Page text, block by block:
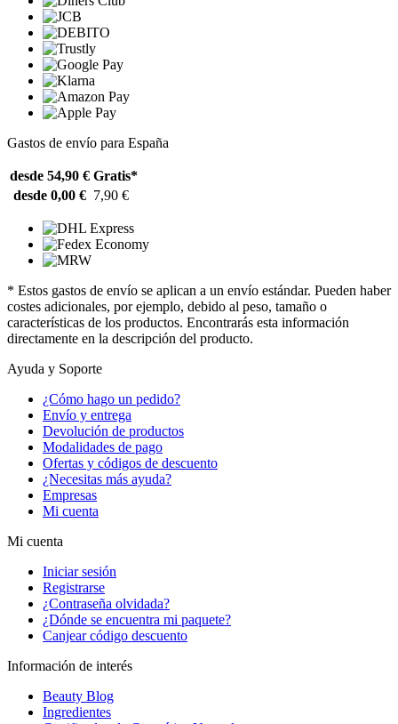
Gastos de envío para España
desde 54,90 € Gratis*
desde 0,00 € 7,90 €
* Estos gastos de envío se aplican a un envío estándar. Pueden haber
costes adicionales, por ejemplo, debido al peso, tamaño o
características de los productos. Encontrarás esta información
directamente en la descripción del producto.
Ayuda y Soporte
¿Cómo hago un pedido?
Envío y entrega
Devolución de productos
Modalidades de pago
Ofertas y códigos de descuento
¿Necesitas más ayuda?
Empresas
Mi cuenta
Mi cuenta
Iniciar sesión
Registrarse
¿Contraseña olvidada?
¿Dónde se encuentra mi paquete?
Canjear código descuento
Información de interés
Beauty Blog
Ingredientes